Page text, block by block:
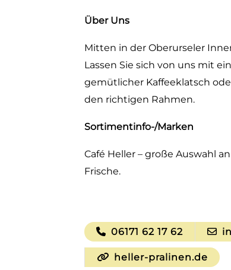
Über Uns
Mitten in der Oberurseler
Lassen Sie sich von uns mit
gemütlicher Kaffeeklatsch
den richtigen Rahmen.
Sortimentinfo-/Marken
Café Heller – große Auswahl
Frische.
06171 62 17 62
heller-pralinen.de